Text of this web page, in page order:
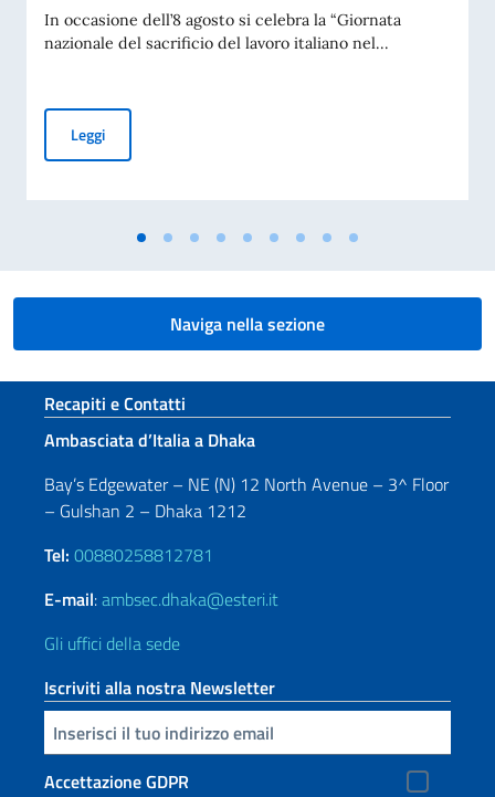
In occasione dell’8 agosto si celebra la “Giornata
nazionale del sacrificio del lavoro italiano nel...
LeggiMESSAGGIO DEL VICE PRESIDENTE DEL CONSIGLIO DEI
Naviga nella sezione
Sezione footer
Recapiti e Contatti
Ambasciata d’Italia a Dhaka
Bay’s Edgewater – NE (N) 12 North Avenue – 3^ Floor
– Gulshan 2 – Dhaka 1212
Tel: 00880258812781
E-mail:ambsec.dhaka@esteri.it
Gli uffici della sede
Iscriviti alla nostra Newsletter
Inserisci la tua email
Accettazione GDPR